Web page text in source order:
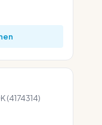
(4174314)